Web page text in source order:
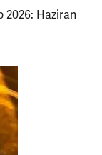
2026: Haziran